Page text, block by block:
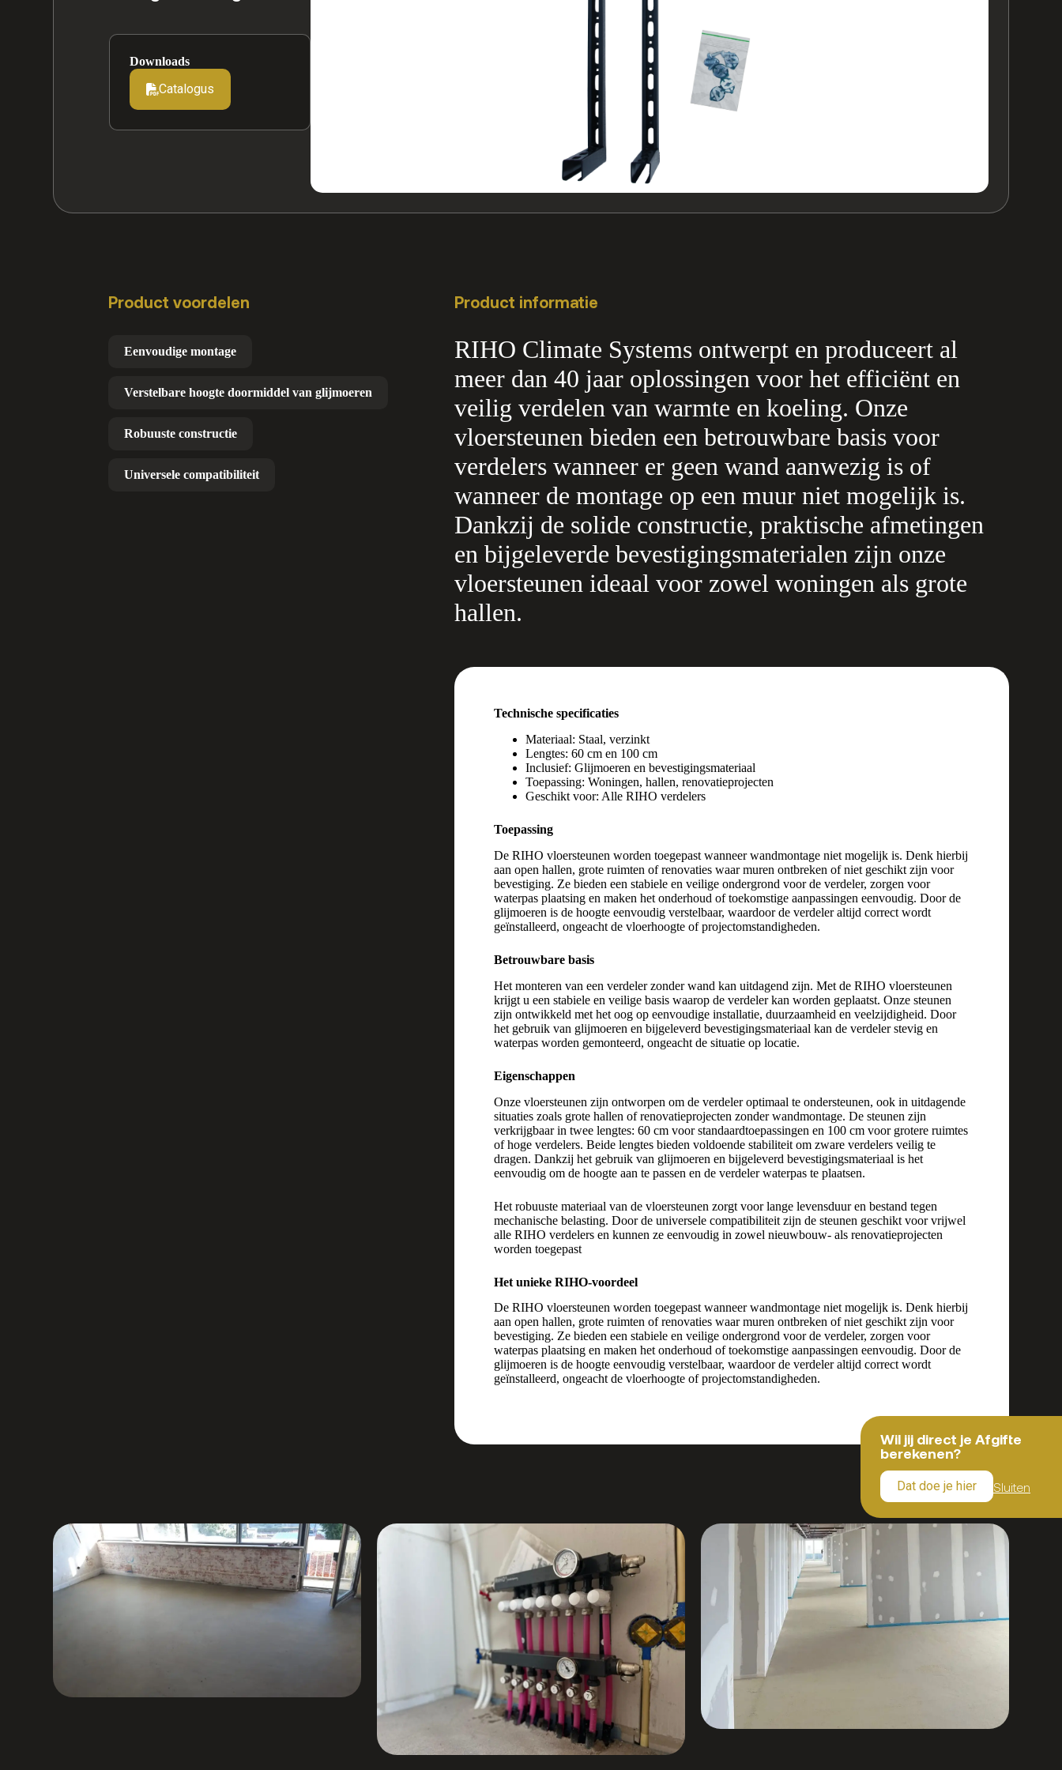
Downloads
Catalogus
Product voordelen
Eenvoudige montage
Verstelbare hoogte doormiddel van glijmoeren
Robuuste constructie
Universele compatibiliteit
Product informatie
RIHO Climate Systems ontwerpt en produceert al
meer dan 40 jaar oplossingen voor het efficiënt en
veilig verdelen van warmte en koeling. Onze
vloersteunen bieden een betrouwbare basis voor
verdelers wanneer er geen wand aanwezig is of
wanneer de montage op een muur niet mogelijk is.
Dankzij de solide constructie, praktische afmetingen
en bijgeleverde bevestigingsmaterialen zijn onze
vloersteunen ideaal voor zowel woningen als grote
hallen.
Technische specificaties
Materiaal: Staal, verzinkt
Lengtes: 60 cm en 100 cm
Inclusief: Glijmoeren en bevestigingsmateriaal
Toepassing: Woningen, hallen, renovatieprojecten
Geschikt voor: Alle RIHO verdelers
Toepassing
De RIHO vloersteunen worden toegepast wanneer wandmontage niet mogelijk is. Denk hierbij
aan open hallen, grote ruimten of renovaties waar muren ontbreken of niet geschikt zijn voor
bevestiging. Ze bieden een stabiele en veilige ondergrond voor de verdeler, zorgen voor
waterpas plaatsing en maken het onderhoud of toekomstige aanpassingen eenvoudig. Door de
glijmoeren is de hoogte eenvoudig verstelbaar, waardoor de verdeler altijd correct wordt
geïnstalleerd, ongeacht de vloerhoogte of projectomstandigheden.
Betrouwbare basis
Het monteren van een verdeler zonder wand kan uitdagend zijn. Met de RIHO vloersteunen
krijgt u een stabiele en veilige basis waarop de verdeler kan worden geplaatst. Onze steunen
zijn ontwikkeld met het oog op eenvoudige installatie, duurzaamheid en veelzijdigheid. Door
het gebruik van glijmoeren en bijgeleverd bevestigingsmateriaal kan de verdeler stevig en
waterpas worden gemonteerd, ongeacht de situatie op locatie.
Eigenschappen
Onze vloersteunen zijn ontworpen om de verdeler optimaal te ondersteunen, ook in uitdagende
situaties zoals grote hallen of renovatieprojecten zonder wandmontage. De steunen zijn
verkrijgbaar in twee lengtes: 60 cm voor standaardtoepassingen en 100 cm voor grotere ruimtes
of hoge verdelers. Beide lengtes bieden voldoende stabiliteit om zware verdelers veilig te
dragen. Dankzij het gebruik van glijmoeren en bijgeleverd bevestigingsmateriaal is het
eenvoudig om de hoogte aan te passen en de verdeler waterpas te plaatsen.
Het robuuste materiaal van de vloersteunen zorgt voor lange levensduur en bestand tegen
mechanische belasting. Door de universele compatibiliteit zijn de steunen geschikt voor vrijwel
alle RIHO verdelers en kunnen ze eenvoudig in zowel nieuwbouw- als renovatieprojecten
worden toegepast
Het unieke RIHO-voordeel
De RIHO vloersteunen worden toegepast wanneer wandmontage niet mogelijk is. Denk hierbij
aan open hallen, grote ruimten of renovaties waar muren ontbreken of niet geschikt zijn voor
bevestiging. Ze bieden een stabiele en veilige ondergrond voor de verdeler, zorgen voor
waterpas plaatsing en maken het onderhoud of toekomstige aanpassingen eenvoudig. Door de
glijmoeren is de hoogte eenvoudig verstelbaar, waardoor de verdeler altijd correct wordt
geïnstalleerd, ongeacht de vloerhoogte of projectomstandigheden.
Wil jij direct je Afgifte
berekenen?
Dat doe je hier Sluiten